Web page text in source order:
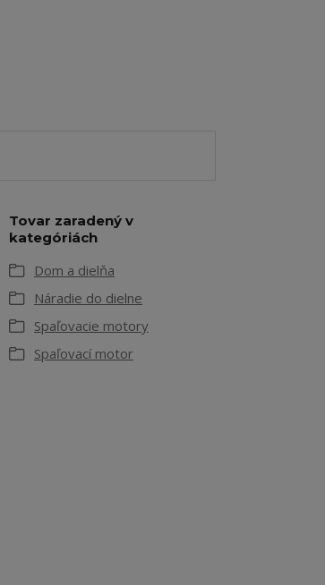
Tovar zaradený v
kategóriách
Dom a dielňa
Náradie do dielne
Spaľovacie motory
Spaľovací motor